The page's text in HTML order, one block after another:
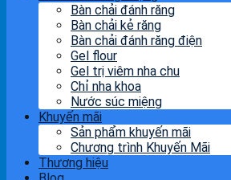
Bàn chải đánh răng
Bàn chải kẻ răng
Bàn chải đánh răng điện
Gel flour
Gel trị viêm nha chu
Chỉ nha khoa
Nước súc miệng
Khuyến mãi
Sản phẩm khuyến mãi
Chương trình Khuyến Mãi
Thương hiệu